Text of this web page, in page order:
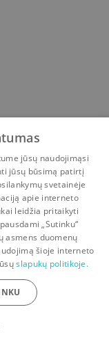
Paskyra
jūsų naudojimąsi
jūsų būsimą patirtį
svetainėje
apie interneto
leidžia pritaikyti
„Sutinku“
asmens duomenų
šioje interneto
slapukų politikoje.